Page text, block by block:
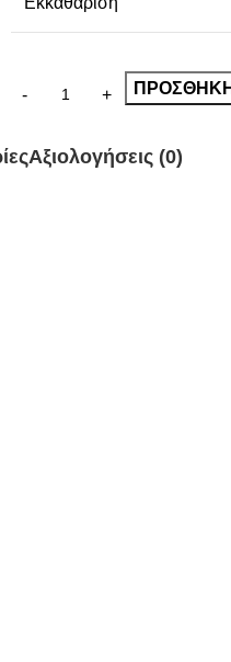
Αξιολογήσεις (0)